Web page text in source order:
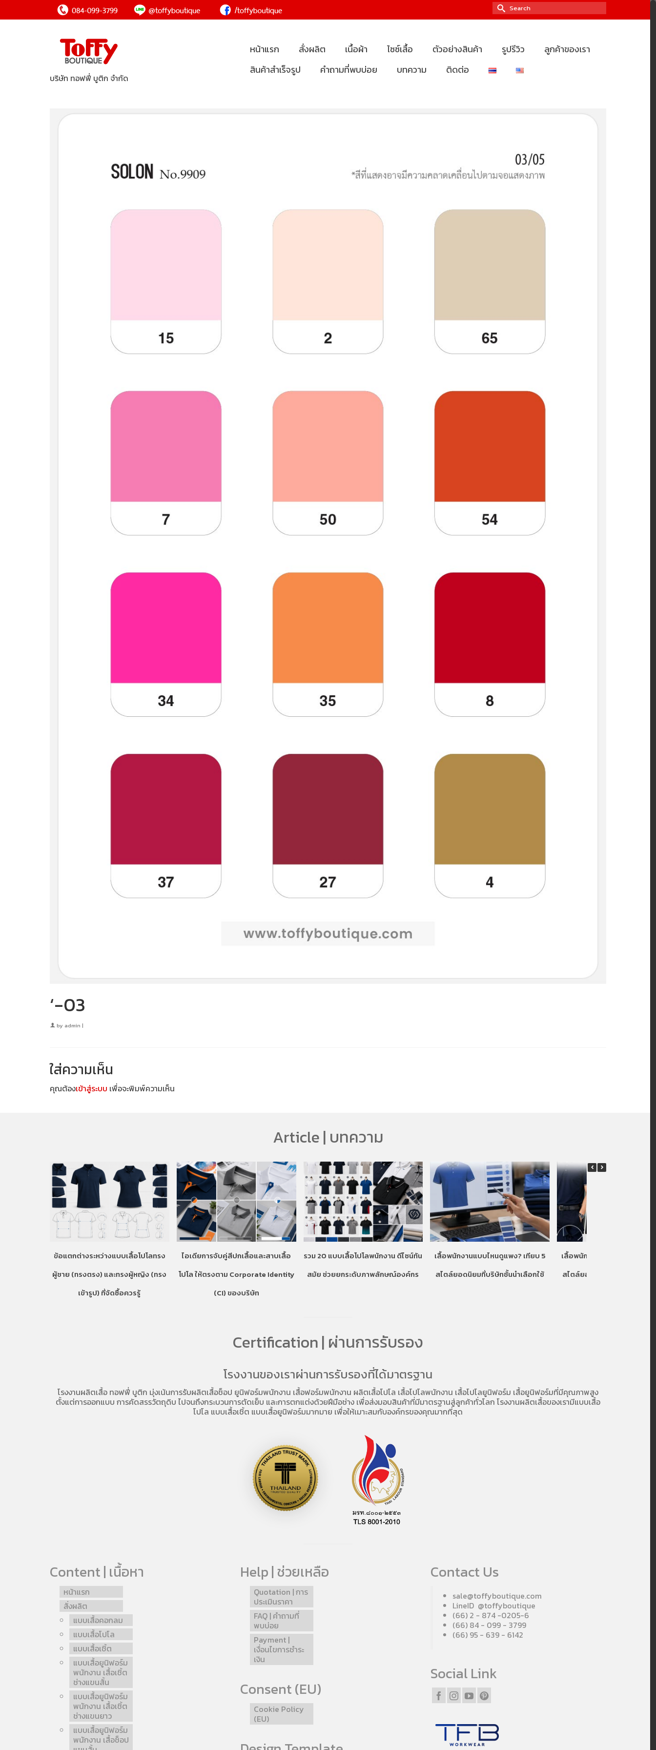
Search
for:
บริษัท ทอฟฟี่ บูติก จำกัด
หน้าแรก สั่งผลิต เนื้อผ้า ไซซ์เสื้อ ตัวอย่างสินค้า รูปรีวิว
ลูกค้าของเรา
สินค้าสำเร็จรูป
คำถามที่พบบ่อย บทความ ติดต่อ
‘-03
by admin |
ใส่ความเห็น
คุณต้องเข้าสู่ระบบ เพื่อจะพิมพ์ความเห็น
Article | บทความ
ข้อแตกต่างระหว่างแบบเสื้อโปโลทรง
ผู้ชาย (ทรงตรง) และทรงผู้หญิง (ทรง
เข้ารูป) ที่จัดซื้อควรรู้
ไอเดียการจับคู่สีปกเสื้อและสาบเสื้อ
โปโล ให้ตรงตาม Corporate Identity
(CI) ของบริษัท
รวม 20 แบบเสื้อโปโลพนักงาน ดีไซน์ทัน
สมัย ช่วยยกระดับภาพลักษณ์องค์กร
เสื้อพนักงานแบบไหนดูแพง? เทียบ 5
สไตล์ยอดนิยมที่บริษัทชั้นนำเลือกใช้
เสื้อพนักงานแบบไหนดูแพง? เ
สไตล์ยอดนิยมที่บริษัทชั้นนำเ
Certification | ผ่านการรับรอง
โรงงานของเราผ่านการรับรองที่ได้มาตรฐาน
โรงงานผลิตเสื้อ ทอฟฟี่ บูติก มุ่งเน้นการรับผลิตเสื้อช็อป ยูนิฟอร์มพนักงาน เสื้อฟอร์มพนักงาน ผลิตเสื้อโปโล เสื้อโปโลพนักงาน เสื้อโปโลยูนิฟอร์ม เสื้อยูนิฟอร์มที่มีคุณภาพสูง
ตั้งแต่การออกแบบ การคัดสรรวัตถุดิบ ไปจนถึงกระบวนการตัดเย็บ และการตกแต่งด้วยฝีมือช่าง เพื่อส่งมอบสินค้าที่มีมาตรฐานสู่ลูกค้าทั่วโลก โรงงานผลิตเสื้อของเรามีแบบเสื้อ
โปโล แบบเสื้อเชิ้ต แบบเสื้อยูนิฟอร์มมากมาย เพื่อให้เมาะสมกับองค์กรของคุณมากที่สุด
Content | เนื้อหา
หน้าแรก
สั่งผลิต
แบบเสื้อคอกลม
แบบเสื้อโปโล
แบบเสื้อเชิ้ต
แบบเสื้อยูนิฟอร์ม
พนักงาน เสื้อเชิ้ต
ช่างแขนสั้น
แบบเสื้อยูนิฟอร์ม
พนักงาน เสื้อเชิ้ต
ช่างแขนยาว
แบบเสื้อยูนิฟอร์ม
พนักงาน เสื้อช็อป
Help | ช่วยเหลือ
Quotation | การ
ประเมินราคา
FAQ | คำถามที่
พบบ่อย
Payment |
เงื่อนไขการชำระ
เงิน
Consent (EU)
Cookie Policy
(EU)
Contact Us
sale@toffyboutique.com
LineID @toffyboutique
(66) 2 - 874 -0205-6
(66) 84 - 099 - 3799
(66) 95 - 639 - 6142
Social Link